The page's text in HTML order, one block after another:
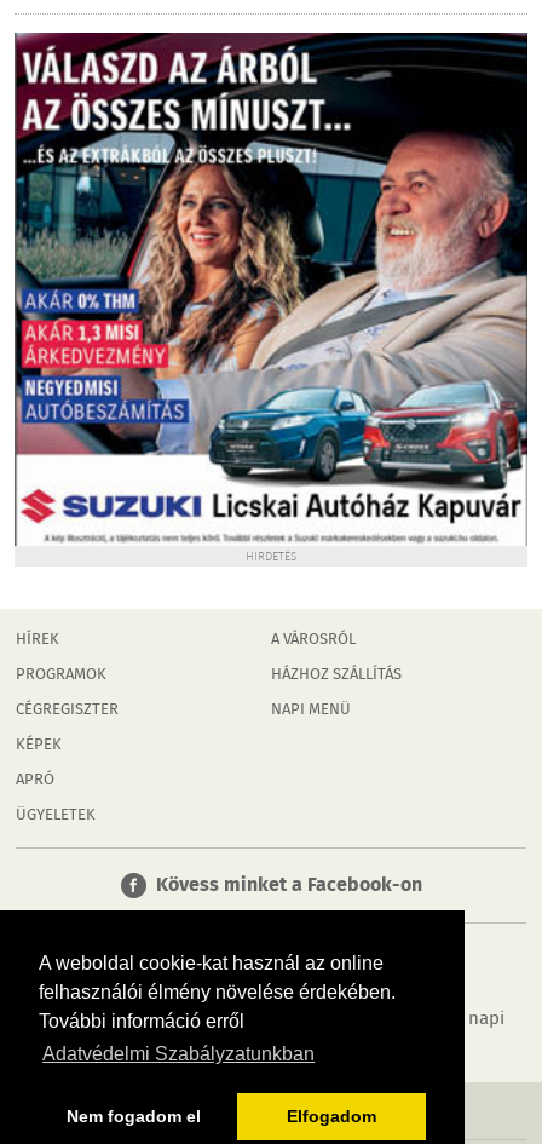
A weboldal cookie-kat használ az online
felhasználói élmény növelése érdekében.
További információ erről
Adatvédelmi Szabályzatunkban
Nem fogadom el Elfogadom
HIRDETÉS
HÍREK
PROGRAMOK
CÉGREGISZTER
KÉPEK
APRÓ
ÜGYELETEK
A VÁROSRÓL
HÁZHOZ SZÁLLÍTÁS
NAPI MENÜ
Kövess minket a Facebook-on
Tudj meg többet városodról! Hírek, programok, képek, napi
menü, cégek…. és minden, ami Rábaköz
MÉDIAAJÁNLÓ ADATVÉDELEM IMPRESSZUM RÓLUNK